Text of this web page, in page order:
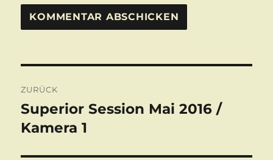
ZURÜCK
Vorheriger
Beitrag:
Superior Session Mai 2016 /
Kamera 1